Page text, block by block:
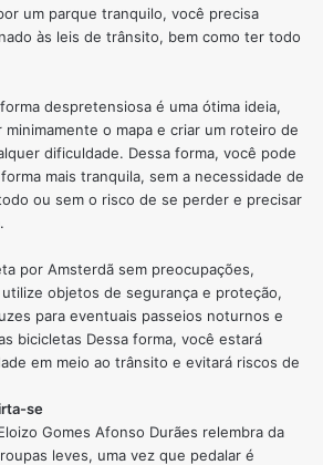
um parque tranquilo, você precisa
às leis de trânsito, bem como ter todo
despretensiosa é uma ótima ideia,
o mapa e criar um roteiro de
dificuldade. Dessa forma, você pode
mais tranquila, sem a necessidade de
ou sem o risco de se perder e precisar
por Amsterdã sem preocupações,
objetos de segurança e proteção,
para eventuais passeios noturnos e
bicicletas Dessa forma, você estará
em meio ao trânsito e evitará riscos de
se
Gomes Afonso Durães relembra da
leves, uma vez que pedalar é